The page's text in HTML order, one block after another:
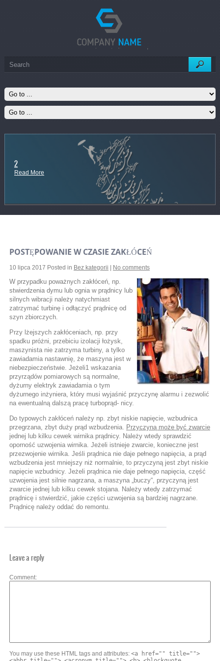
,
2
Read More
POSTĘPOWANIE W CZASIE ZAKŁÓCEŃ
10 lipca 2017 Posted in Bez kategorii No comments
W przypadku poważnych zakłóceń, np.
stwierdzenia dymu lub ognia w prądnicy lub
silnych wibracji należy natychmiast
zatrzymać turbinę i odłączyć prądnicę od
szyn zbiorczych.
Przy lżejszych zakłóceniach, np. przy
spadku próżni, przebiciu izolacji łożysk,
maszynista nie zatrzyma turbiny, a tylko
zawiadamia nastawnię, że maszyna jest w
niebezpieczeństwie. Jeżeli1 wskazania
przyrządów pomiarowych są normalne,
dyżurny elektryk zawiadamia o tym
dyżurnego inżyniera, który musi wyjaśnić przyczynę alarmu i zezwolić
na ewentualną dalszą pracę turboprąd- nicy.
Do typowych zakłóceń należy np. zbyt niskie napięcie, wzbudnica
przegrzana, zbyt duży prąd wzbudzenia. Przyczyną może być zwarcie
jednej lub kilku cewek wirnika prądnicy. Należy wtedy sprawdzić
oporność uzwojenia wirnika. Jeżeli istnieje zwarcie, konieczne jest
przezwojenie wirnika. Jeśli prądnica nie daje pełnego napięcia, a prąd
wzbudzenia jest mniejszy niż normalnie, to przyczyną jest zbyt niskie
napięcie wzbudnicy. Jeżeli prądnica nie daje pełnego napięcia, część
uzwojenia jest silnie nagrzana, a maszyna „buczy“, przyczyną jest
zwarcie jednej lub kilku cewek stojana. Należy wtedy zatrzymać
prądnicę i stwierdzić, jakie części uzwojenia są bardziej nagrzane.
Prądnicę należy oddać do remontu.
Leave a reply
Comment
You may use these HTML tags and attributes: <a href="" title="">